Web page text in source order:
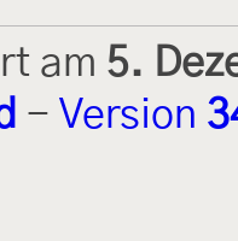
am 5.
- Version